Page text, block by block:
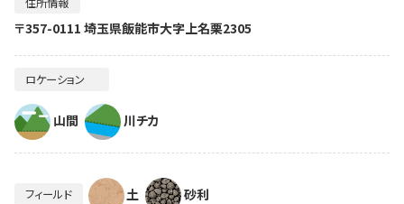
〒357-0111 埼玉県飯能市大字上名栗2305
ロケーション
山間 川チカ
フィールド 土 砂利